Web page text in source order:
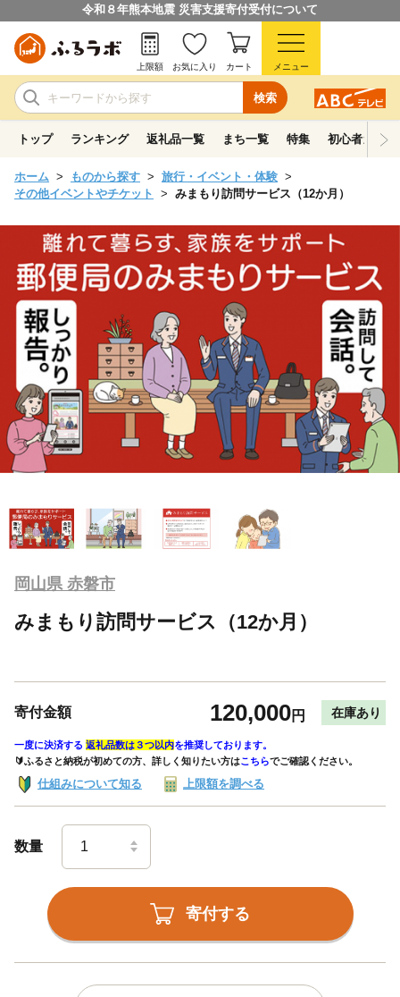
令和８年熊本地震 災害支援寄付受付について
検索
上限額 お気に入り カート メニュー
トップ ランキング 返礼品一覧 まち一覧 特集 初心者ガイド
ホーム ものから探す
旅行・イベント・体験
その他イベントやチケット
みまもり訪問サービス（12か月）
岡山県 赤磐市
みまもり訪問サービス（12か月）
寄付金額 120,000円 在庫あり
一度に決済する 返礼品数は３つ以内を推奨しております。
🔰ふるさと納税が初めての方、詳しく知りたい方はこちらでご確認ください。
仕組みについて知る 上限額を調べる
数量
寄付する